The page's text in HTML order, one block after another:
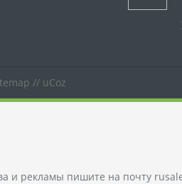
// uCoz
и рекламы пишите на почту